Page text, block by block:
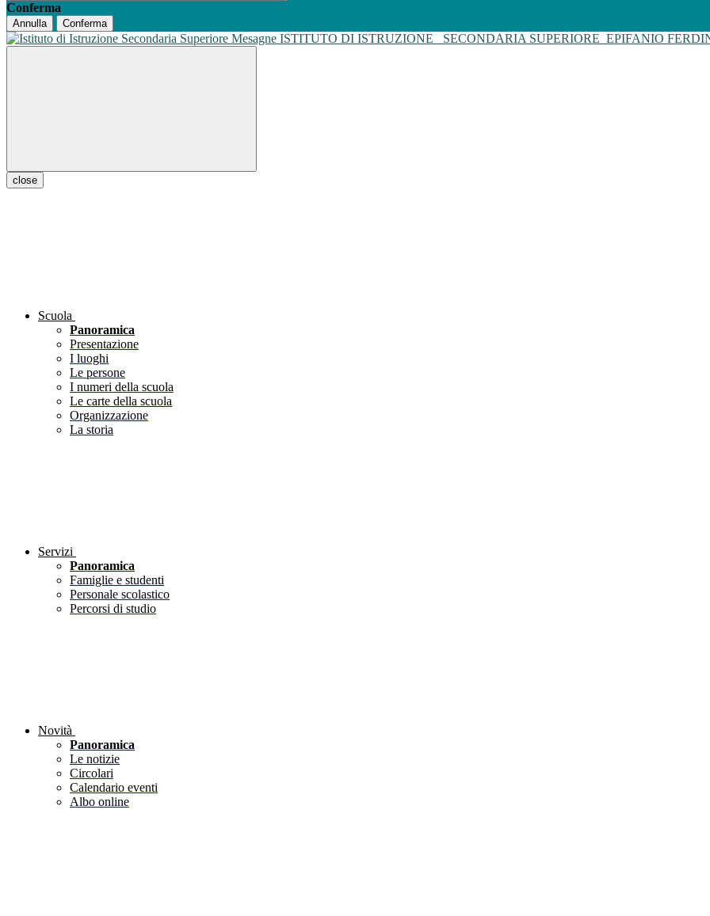
Conferma
Annulla Conferma
ISTITUTO DI ISTRUZIONE SECONDARIA SUPERIORE EPIFANIO
close
Scuola
Panoramica
Presentazione
I luoghi
Le persone
I numeri della scuola
Le carte della scuola
Organizzazione
La storia
Servizi
Panoramica
Famiglie e studenti
Personale scolastico
Percorsi di studio
Novità
Panoramica
Le notizie
Circolari
Calendario eventi
Albo online